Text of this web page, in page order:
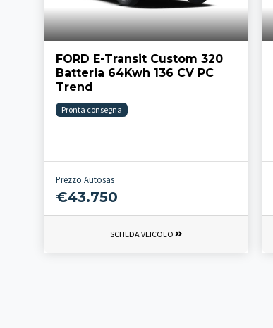
FORD E-Transit Custom 320
Batteria 64Kwh 136 CV PC
Trend
Pronta consegna
Prezzo Autosas
€43.750
SCHEDA VEICOLO